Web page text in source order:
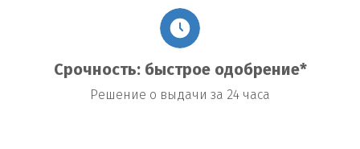
Срочность: быстрое одобрение*
Решение о выдачи за 24 часа